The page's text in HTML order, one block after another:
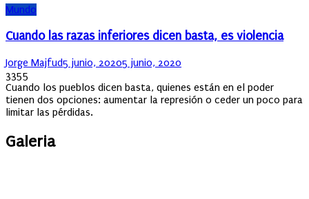
Mundo
Cuando las razas inferiores dicen basta, es violencia
Author
Jorge MajfudPosted
5 junio, 20205 junio, 2020
3355
Cuando los pueblos dicen basta, quienes están en el poder
tienen dos opciones: aumentar la represión o ceder un poco para
limitar las pérdidas.
Galeria